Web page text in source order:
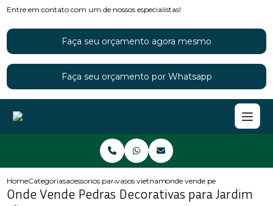
Entre em contato com um de nossos especialistas!
Faça seu orçamento agora mesmo
Faça seu orçamento por Whatsapp
HomeCategoriasacessorios para jardinsvasos vietnamitas para jardim
onde vende pedras
Onde Vende Pedras Decorativas para Jardim